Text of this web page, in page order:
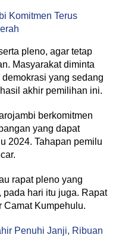
Komitmen Terus
pleno, agar tetap
Masyarakat diminta
yang sedang
akhir pemilihan ini.
berkomitmen
yang dapat
2024. Tahapan pemilu
rapat pleno yang
hari itu juga. Rapat
Camat Kumpehulu.
Penuhi Janji, Ribuan